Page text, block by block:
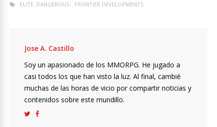
ELITE: DANGEROUS FRONTIER DEVELOPMENTS
Jose A. Castillo
Soy un apasionado de los MMORPG. He jugado a
casi todos los que han visto la luz. Al final, cambié
muchas de las horas de vicio por compartir noticias y
contenidos sobre este mundillo.